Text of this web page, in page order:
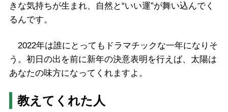
きな気持ちが生まれ、自然と“いい運”が舞い込んでく
るんです。
2022年は誰にとってもドラマチックな一年になりそ
う。初日の出を前に新年の決意表明を行えば、太陽は
あなたの味方になってくれますよ。
教えてくれた人